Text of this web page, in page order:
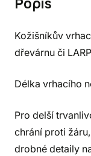
Popis
Kožišníkův
dřevárnu či
Délka vrhacího
Pro delší
chrání proti
drobné detaily